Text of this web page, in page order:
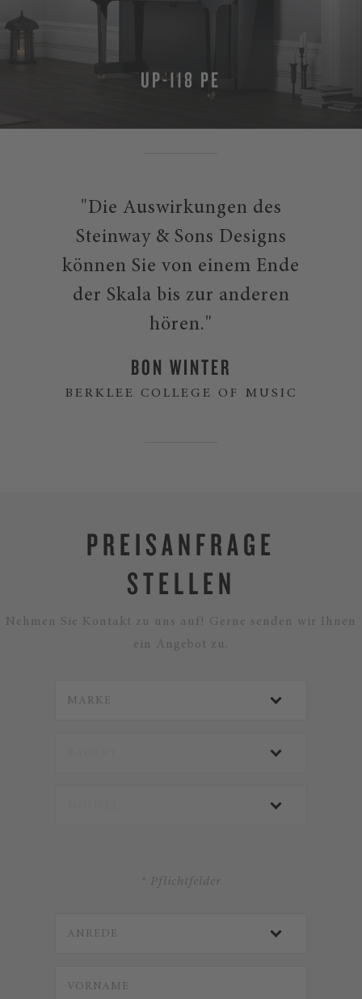
UP-118 PE
"Die Auswirkungen des
Steinway & Sons Designs
können Sie von einem Ende
der Skala bis zur anderen
hören."
BON WINTER
BERKLEE COLLEGE OF MUSIC
PREISANFRAGE
STELLEN
Nehmen Sie Kontakt zu uns auf! Gerne senden wir Ihnen
ein Angebot zu.
* Pflichtfelder